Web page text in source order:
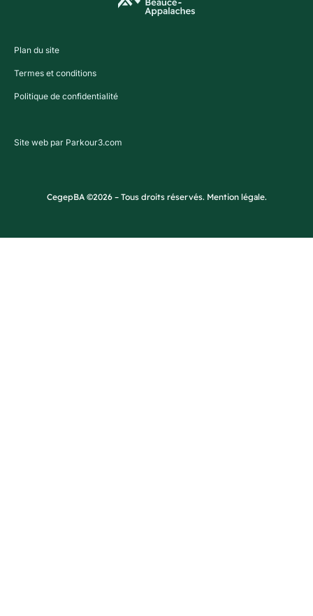
Plan du site
Termes et conditions
Politique de confidentialité
Site web par Parkour3.com
CegepBA ©2026 – Tous droits réservés. Mention légale.